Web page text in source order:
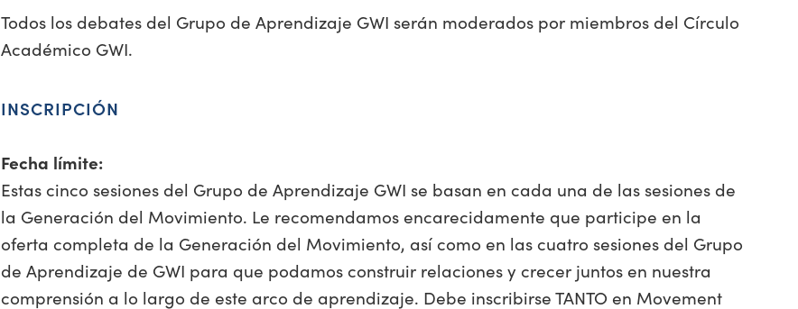
Todos los debates del Grupo de Aprendizaje GWI serán moderados por miembros del Círculo
Académico GWI.
INSCRIPCIÓN
Fecha límite:
Estas cinco sesiones del Grupo de Aprendizaje GWI se basan en cada una de las sesiones de
la Generación del Movimiento. Le recomendamos encarecidamente que participe en la
oferta completa de la Generación del Movimiento, así como en las cuatro sesiones del Grupo
de Aprendizaje de GWI para que podamos construir relaciones y crecer juntos en nuestra
comprensión a lo largo de este arco de aprendizaje. Debe inscribirse TANTO en Movement